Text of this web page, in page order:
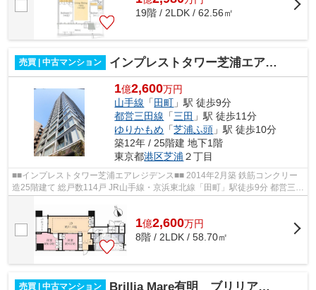
19階 / 2LDK / 62.56㎡
売買 | 中古マンション インプレストタワー芝浦エアレジデンス
1億2,600万円
山手線 「 田町 」駅 徒歩9分
都営三田線 「三田 」駅 徒歩11分
ゆりかもめ 「芝浦ふ頭 」駅 徒歩10分
築12年 / 25階建 地下1階
東京都港区芝浦 ２丁目
■■インプレストタワー芝浦エアレジデンス■■ 2014年2月築 鉄筋コンクリー
造25階建て 総戸数114戸 JR山手線・京浜東北線「田町」駅徒歩9分 都営三田
1億2,600万円
8階 / 2LDK / 58.70㎡
売買 | 中古マンション Brillia Mare有明 ブリリアマーレ有明